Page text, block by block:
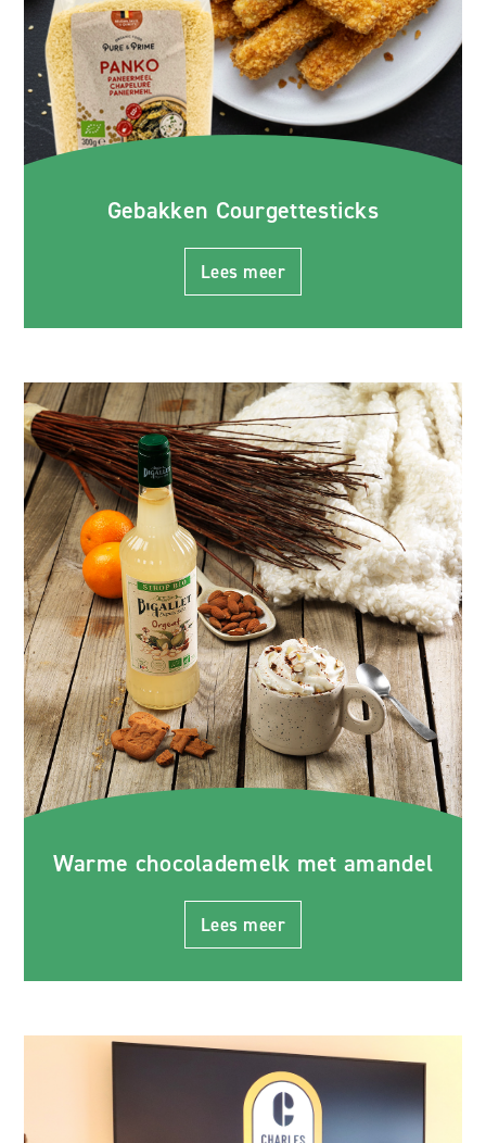
Gebakken Courgettesticks
Lees meer
Warme chocolademelk met amandel
Lees meer